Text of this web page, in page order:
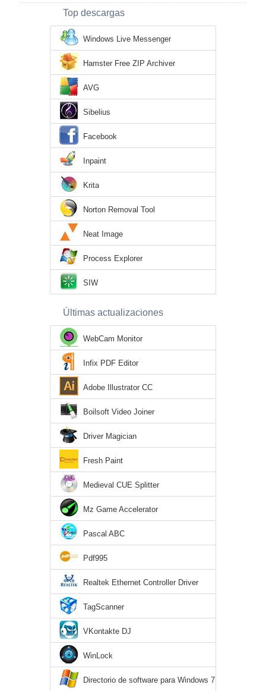
Top descargas
Windows Live Messenger
Hamster Free ZIP Archiver
AVG
Sibelius
Facebook
Inpaint
Krita
Norton Removal Tool
Neat Image
Process Explorer
SIW
Últimas actualizaciones
WebCam Monitor
Infix PDF Editor
Adobe Illustrator CC
Boilsoft Video Joiner
Driver Magician
Fresh Paint
Medieval CUE Splitter
Mz Game Accelerator
Pascal ABC
Pdf995
Realtek Ethernet Controller Driver
TagScanner
VKontakte DJ
WinLock
Directorio de software para Windows 7